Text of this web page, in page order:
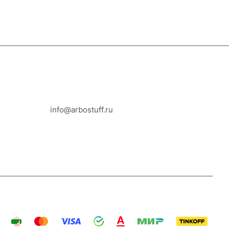
info@arbostuff.ru